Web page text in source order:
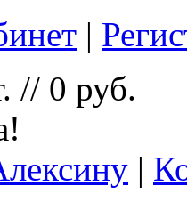
|
// 0 руб.
|